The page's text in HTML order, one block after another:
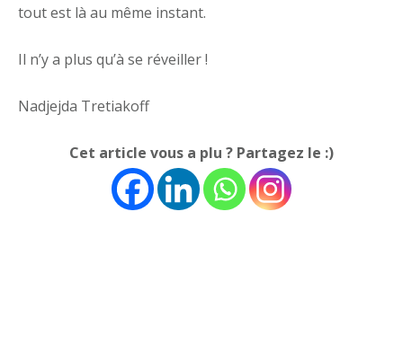
tout est là au même instant.
Il n’y a plus qu’à se réveiller !
Nadjejda Tretiakoff
Cet article vous a plu ? Partagez le :)